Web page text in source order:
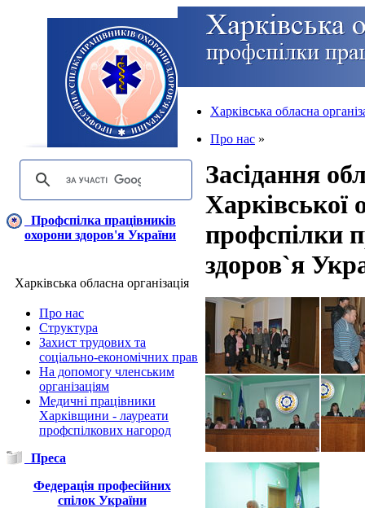
Харківська обласна
Про нас »
Профспілка працівників
охорони здоров'я України
Харківська обласна організація
Про нас
Структура
Захист трудових та
соціально-економічних прав
На допомогу членським
організаціям
Медичні працівники
Харківщини - лауреати
профспілкових нагород
Преса
Федерація професійних
спілок України
Засідання
Харківської
профспілки
здоров`я